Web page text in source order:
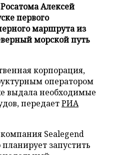
Алексей
первого
маршрута из
морской путь
корпорация,
оператором
выдала необходимые
передаетРИА
Sealegend
запустить